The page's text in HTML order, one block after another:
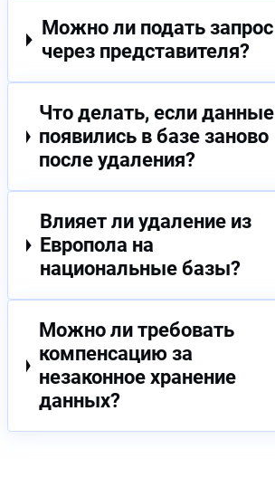
Можно ли подать запрос
через представителя?
Что делать, если данные
появились в базе заново
после удаления?
Влияет ли удаление из
Европола на
национальные базы?
Можно ли требовать
компенсацию за
незаконное хранение
данных?